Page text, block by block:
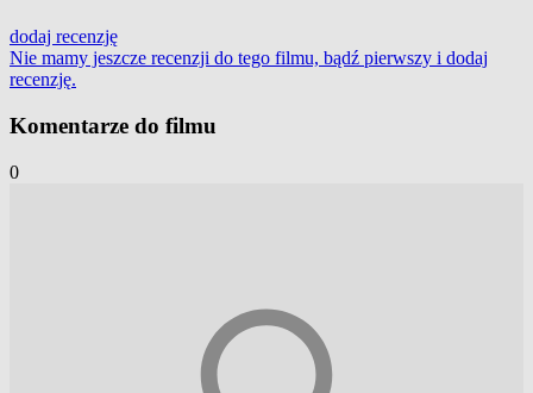
dodaj recenzję
Nie mamy jeszcze recenzji do tego filmu, bądź pierwszy i dodaj
recenzję.
Komentarze do filmu
0